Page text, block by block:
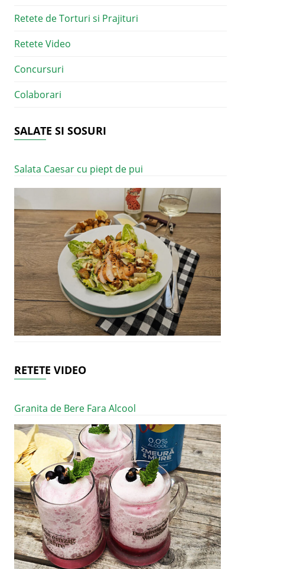
Retete de Torturi si Prajituri
Retete Video
Concursuri
Colaborari
SALATE SI SOSURI
Salata Caesar cu piept de pui
RETETE VIDEO
Granita de Bere Fara Alcool